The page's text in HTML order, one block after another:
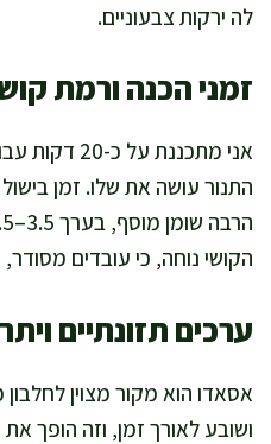
לה ירקות צבעוניים.
זמני הכנה ורמת
אני מתכננת
התנור עושה את שלו. זמן בישול
הקושי נוחה, כי עובדים
ערכים תזונתיים
אסאדו הוא מקור מצוין
ושובע לאורך זמן, וזה הופך